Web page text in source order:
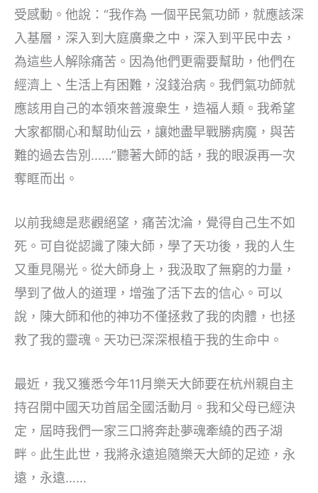
受感動。他說：“我作為 一個平民氣功師，就應該深
入基層，深入到大庭廣衆之中，深入到平民中去，
為這些人解除痛苦。因為他們更需要幫助，他們在
經濟上、生活上有困難，沒錢治病。我們氣功師就
應該用自己的本領來普渡衆生，造福人類。我希望
大家都關心和幫助仙云，讓她盡早戰勝病魔，與苦
難的過去告別……”聽著大師的話，我的眼淚再一次
奪眶而出。
以前我總是悲觀絕望，痛苦沈淪，覺得自己生不如
死。可自從認識了陳大師，學了天功後，我的人生
又重見陽光。從大師身上，我汲取了無窮的力量，
學到了做人的道理，增強了活下去的信心。可以
說，陳大師和他的神功不僅拯救了我的肉體，也拯
救了我的靈魂。天功已深深根植于我的生命中。
最近，我又獲悉今年11月樂天大師要在杭州親自主
持召開中國天功首屆全國活動月。我和父母已經決
定，屆時我們一家三口將奔赴夢魂牽繞的西子湖
畔。此生此世，我將永遠追隨樂天大師的足迹，永
遠，永遠……